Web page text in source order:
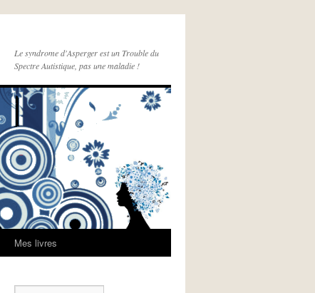
Le syndrome d'Asperger est un Trouble du
Spectre Autistique, pas une maladie !
Mes livres